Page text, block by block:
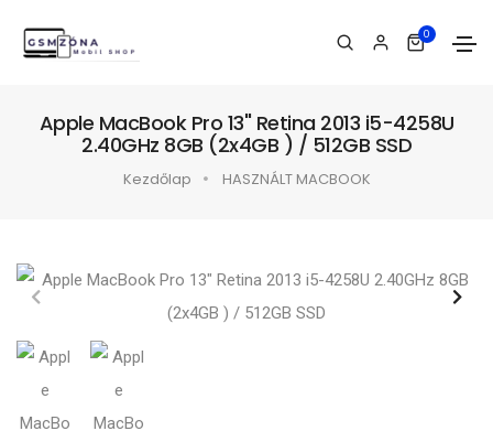
0
Apple MacBook Pro 13" Retina 2013 i5-4258U
2.40GHz 8GB (2x4GB ) / 512GB SSD
Kezdőlap HASZNÁLT MACBOOK